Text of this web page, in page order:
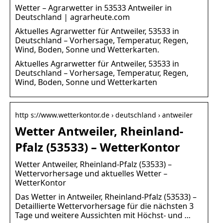
Wetter – Agrarwetter in 53533 Antweiler in
Deutschland | agrarheute.com
Aktuelles Agrarwetter für Antweiler, 53533 in
Deutschland – Vorhersage, Temperatur, Regen,
Wind, Boden, Sonne und Wetterkarten.
Aktuelles Agrarwetter für Antweiler, 53533 in
Deutschland – Vorhersage, Temperatur, Regen,
Wind, Boden, Sonne und Wetterkarten
http s://www.wetterkontor.de › deutschland › antweiler
Wetter Antweiler, Rheinland-
Pfalz (53533) – WetterKontor
Wetter Antweiler, Rheinland-Pfalz (53533) –
Wettervorhersage und aktuelles Wetter –
WetterKontor
Das Wetter in Antweiler, Rheinland-Pfalz (53533) –
Detaillierte Wettervorhersage für die nächsten 3
Tage und weitere Aussichten mit Höchst- und …